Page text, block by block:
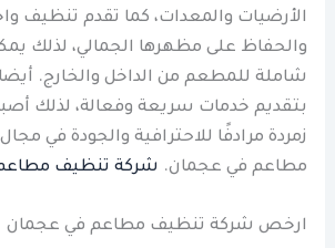
الأرضيات والمعدات، كما تقدم تنظيف
والحفاظ على مظهرها الجمالي، لذلك
شاملة للمطعم من الداخل والخارج.
بتقديم خدمات سريعة وفعالة، لذلك
زمردة مرادفًا للاحترافية والجودة في
مطاعم في عجمان. شركة تنظيف
ارخص شركة تنظيف مطاعم في عجمان